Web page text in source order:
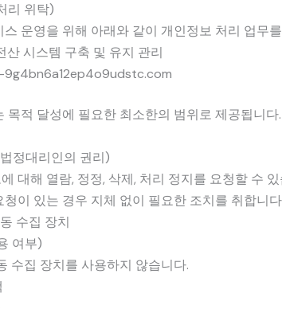
리 위탁)
운영을 위해 아래와 같이 개인정보 처리 업무
산 시스템 구축 및 유지 관리
9g4bn6a12ep4o9udstc.com
목적 달성에 필요한 최소한의 범위로 제공됩니다.
정대리인의 권리)
대해 열람, 정정, 삭제, 처리 정지를 요청할 수
이 있는 경우 지체 없이 필요한 조치를 취합니
수집 장치
여부)
수집 장치를 사용하지 않습니다.